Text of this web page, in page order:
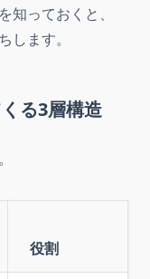
知っておくと、
します。
る3層構造
役割